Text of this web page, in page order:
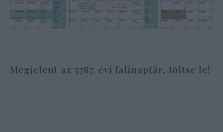
Megjelent az 5787. évi falinaptár, töltse le!